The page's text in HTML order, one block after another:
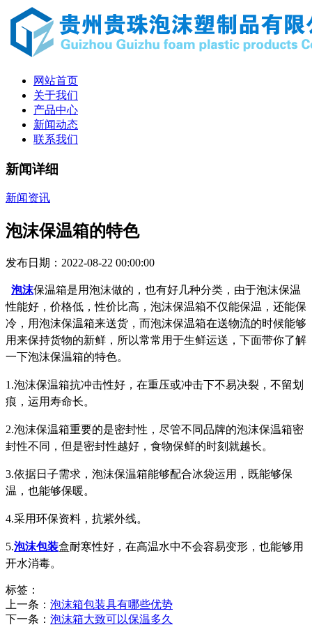
网站首页
关于我们
产品中心
新闻动态
联系我们
新闻详细
新闻资讯
泡沫保温箱的特色
发布日期：2022-08-22 00:00:00
泡沫保温箱是用泡沫做的，也有好几种分类，由于泡沫保温
性能好，价格低，性价比高，泡沫保温箱不仅能保温，还能保
冷，用泡沫保温箱来送货，而泡沫保温箱在送物流的时候能够
用来保持货物的新鲜，所以常常用于生鲜运送，下面带你了解
一下泡沫保温箱的特色。
1.泡沫保温箱抗冲击性好，在重压或冲击下不易决裂，不留划
痕，运用寿命长。
2.泡沫保温箱重要的是密封性，尽管不同品牌的泡沫保温箱密
封性不同，但是密封性越好，食物保鲜的时刻就越长。
3.依据日子需求，泡沫保温箱能够配合冰袋运用，既能够保
温，也能够保暖。
4.采用环保资料，抗紫外线。
5.泡沫包装盒耐寒性好，在高温水中不会容易变形，也能够用
开水消毒。
标签：
上一条： 泡沫箱包装具有哪些优势
下一条： 泡沫箱大致可以保温多久